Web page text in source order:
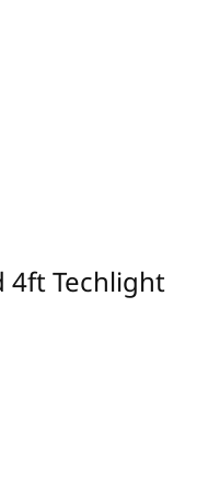
4ft Techlight